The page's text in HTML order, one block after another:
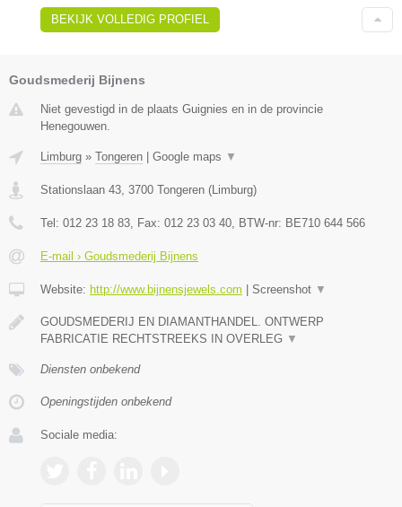
BEKIJK VOLLEDIG PROFIEL
Goudsmederij Bijnens
Niet gevestigd in de plaats Guignies en in de provincie
Henegouwen.
Limburg » Tongeren | Google maps ▼
Stationslaan 43 3700 Tongeren (Limburg)
Tel: 012 23 18 83 , Fax: 012 23 03 40 , BTW-nr: BE710 644 566
E-mail › Goudsmederij Bijnens
Website: http://www.bijnensjewels.com | Screenshot ▼
GOUDSMEDERIJ EN DIAMANTHANDEL. ONTWERP
FABRICATIE RECHTSTREEKS IN OVERLEG ▼
Diensten onbekend
Openingstijden onbekend
Sociale media: